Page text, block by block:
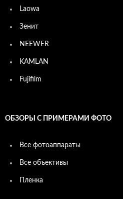
Laowa
Зенит
NEEWER
KAMLAN
Fujifilm
ОБЗОРЫ С ПРИМЕРАМИ ФОТО
Все фотоаппараты
Все объективы
Пленка